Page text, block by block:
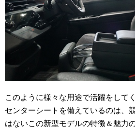
このように様々な用途で活躍をして
センターシートを備えているのは、
はないこの新型モデルの特徴＆魅力